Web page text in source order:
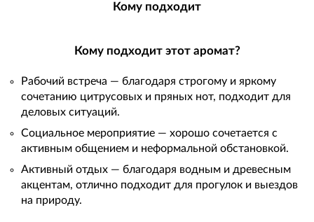
Кому подходит
Кому подходит этот аромат?
Рабочий встреча — благодаря строгому и яркому
сочетанию цитрусовых и пряных нот, подходит для
деловых ситуаций.
Социальное мероприятие — хорошо сочетается с
активным общением и неформальной обстановкой.
Активный отдых — благодаря водным и древесным
акцентам, отлично подходит для прогулок и выездов
на природу.